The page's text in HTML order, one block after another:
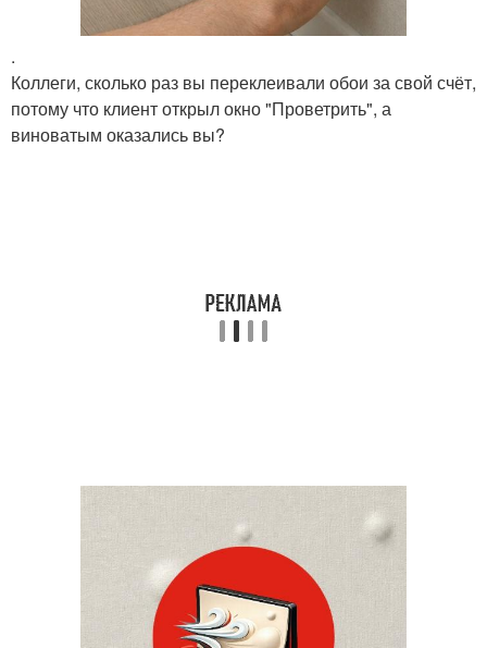
.
Коллеги, сколько раз вы переклеивали обои за свой счёт,
потому что клиент открыл окно "Проветрить", а
виноватым оказались вы?